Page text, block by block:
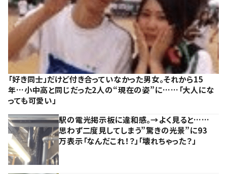
「好き同士」だけど付き合っていなかった男女。それから15
年…小中高と同じだった2人の“現在の姿”に……「大人にな
っても可愛い」
駅の電光掲示板に違和感。→よく見ると……
思わず二度見してしまう”驚きの光景”に93
万表示「なんだこれ！？」「壊れちゃった？」